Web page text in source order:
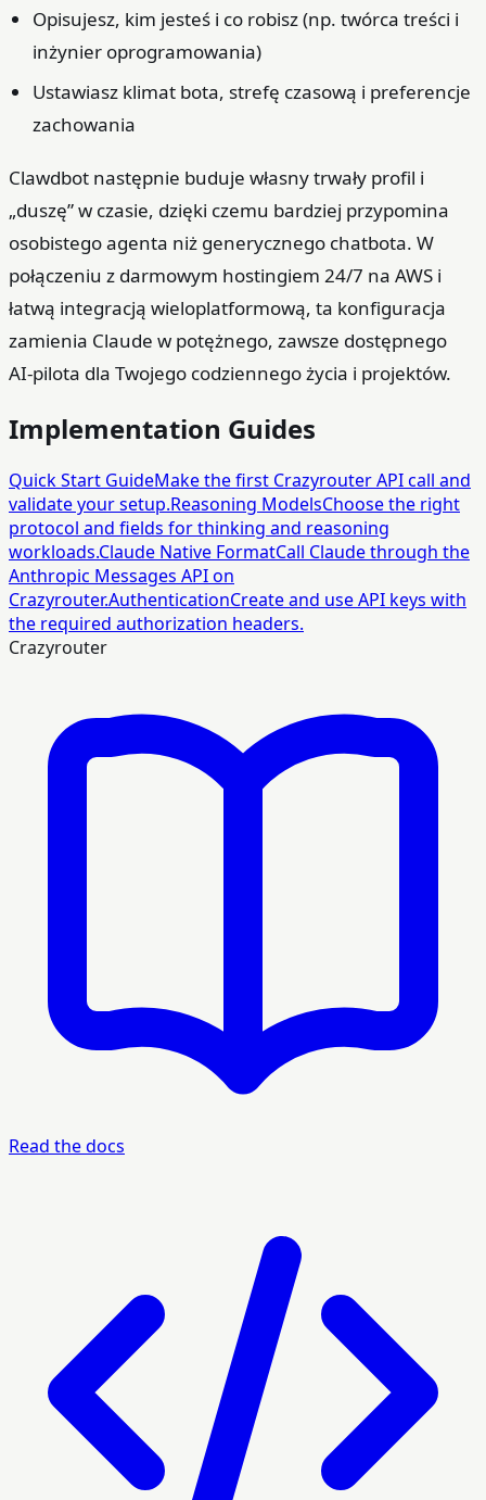
Opisujesz, kim jesteś i co robisz (np. twórca treści i
inżynier oprogramowania)
Ustawiasz klimat bota, strefę czasową i preferencje
zachowania
Clawdbot następnie buduje własny trwały profil i
„duszę” w czasie, dzięki czemu bardziej przypomina
osobistego agenta niż generycznego chatbota. W
połączeniu z darmowym hostingiem 24/7 na AWS i
łatwą integracją wieloplatformową, ta konfiguracja
zamienia Claude w potężnego, zawsze dostępnego
AI‑pilota dla Twojego codziennego życia i projektów.
Implementation Guides
Quick Start GuideMake the first Crazyrouter API call and
validate your setup.Reasoning ModelsChoose the right
protocol and fields for thinking and reasoning
workloads.Claude Native FormatCall Claude through the
Anthropic Messages API on
Crazyrouter.AuthenticationCreate and use API keys with
the required authorization headers.
Crazyrouter
Read the docs